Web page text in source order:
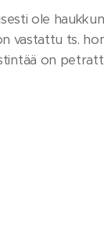
ole
vastattu ts.
on